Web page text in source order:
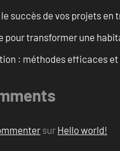
succès de vos projets en
pour transformer une
: méthodes efficaces
sur Hello world!